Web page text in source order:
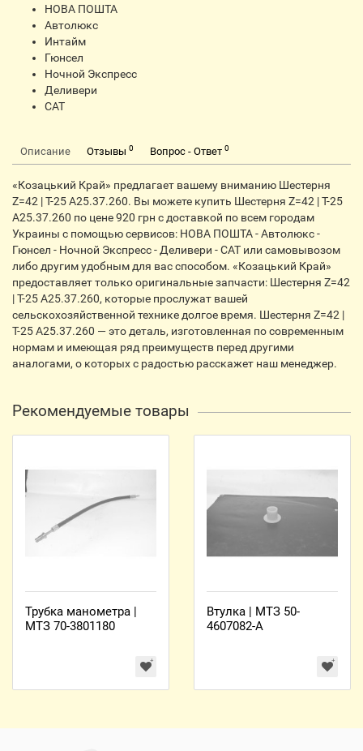
НОВА ПОШТА
Автолюкс
Интайм
Гюнсел
Ночной Экспресс
Деливери
CАТ
Описание Отзывы 0 Вопрос - Ответ 0
«Козацький Край» предлагает вашему вниманию Шестерня
Z=42 | Т-25 А25.37.260. Вы можете купить Шестерня Z=42 | Т-25
А25.37.260 по цене 920 грн с доставкой по всем городам
Украины с помощью сервисов: НОВА ПОШТА - Автолюкс -
Гюнсел - Ночной Экспресс - Деливери - САТ или самовывозом
либо другим удобным для вас способом. «Козацький Край»
предоставляет только оригинальные запчасти: Шестерня Z=42
| Т-25 А25.37.260, которые прослужат вашей
сельскохозяйственной технике долгое время. Шестерня Z=42 |
Т-25 А25.37.260 — это деталь, изготовленная по современным
нормам и имеющая ряд преимуществ перед другими
аналогами, о которых с радостью расскажет наш менеджер.
Рекомендуемые товары
Трубка манометра |
МТЗ 70-3801180
Втулка | МТЗ 50-
4607082-А